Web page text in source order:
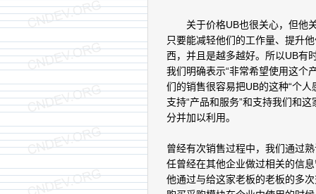
关于价格UB也很关心，但他关
只要能减轻他们的工作量、提升
西，并且是越多越好。所以UB有
我们明确表示“非常希望使用这个
们的销售很容易把UB的这种“个
支持“产品和服务”和支持我们和
分并加以利用。
曾经有次销售过程中，我们通过
任曾经在其他企业做过相关的信
他通过与给这家老板的老板的多